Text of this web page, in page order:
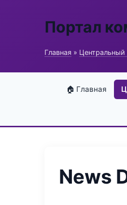
Портал
Главная »
🏠 Главная
News